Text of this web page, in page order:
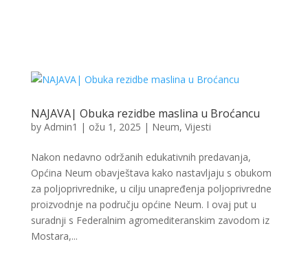
NAJAVA| Obuka rezidbe maslina u Broćancu
by Admin1 | ožu 1, 2025 | Neum, Vijesti
Nakon nedavno održanih edukativnih predavanja,
Općina Neum obavještava kako nastavljaju s obukom
za poljoprivrednike, u cilju unapređenja poljoprivredne
proizvodnje na području općine Neum. I ovaj put u
suradnji s Federalnim agromediteranskim zavodom iz
Mostara,...